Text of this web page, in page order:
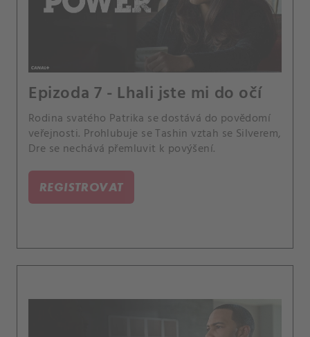
Epizoda 7 - Lhali jste mi do očí
Rodina svatého Patrika se dostává do povědomí
veřejnosti. Prohlubuje se Tashin vztah se Silverem,
Dre se nechává přemluvit k povýšení.
REGISTROVAT